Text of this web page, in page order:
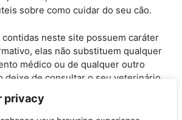
privacy
sobre como cuidar do seu cão.
contidas neste site possuem caráter
elas não substituem qualquer
médico ou de qualquer outro
deixe de consultar o seu veterinário